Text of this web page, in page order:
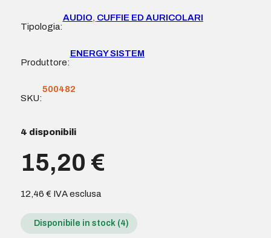
Tipologia:
AUDIO, CUFFIE ED AURICOLARI
Produttore:
ENERGY SISTEM
SKU:
500482
4 disponibili
15,20 €
12,46 € IVA esclusa
Disponibile in stock (4)